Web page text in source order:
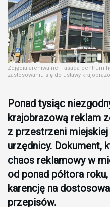
Zdjęcia archiwalne. Fasada centrum
zastosowaniu się do ustawy
Ponad tysiąc
krajobrazową reklam
z przestrzeni
urzędnicy. Dokument,
chaos reklamowy w
od ponad półtora
karencję na
przepisów.